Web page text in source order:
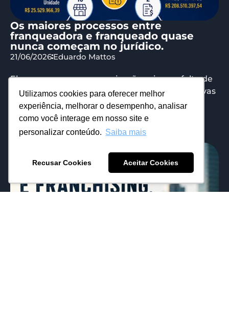
Utilizamos cookies para oferecer melhor
experiência, melhorar o desempenho, analisar
como você interage em nosso site e
personalizar conteúdo. Saiba mais
Recusar Cookies Aceitar Cookies
Os maiores processos entre
franqueadora e franqueado quase
nunca começam no jurídico.
21/06/2026 Eduardo Mattos
Eles começam na comunicação ruim, na falta de
suporte, na ausência de dados e em expectativas
desalinhadas. Os números dessa...